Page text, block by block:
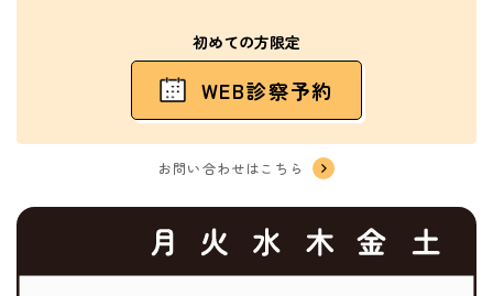
初めての方限定
WEB診察予約
お問い合わせはこちら